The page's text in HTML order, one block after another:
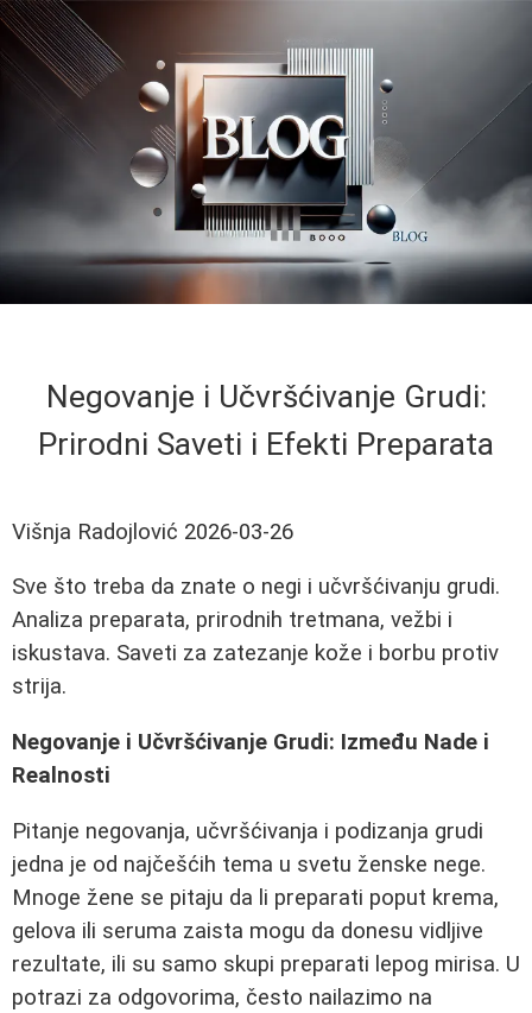
Negovanje i Učvršćivanje Grudi:
Prirodni Saveti i Efekti Preparata
Višnja Radojlović 2026-03-26
Sve što treba da znate o negi i učvršćivanju grudi.
Analiza preparata, prirodnih tretmana, vežbi i
iskustava. Saveti za zatezanje kože i borbu protiv
strija.
Negovanje i Učvršćivanje Grudi: Između Nade i
Realnosti
Pitanje negovanja, učvršćivanja i podizanja grudi
jedna je od najčešćih tema u svetu ženske nege.
Mnoge žene se pitaju da li preparati poput krema,
gelova ili seruma zaista mogu da donesu vidljive
rezultate, ili su samo skupi preparati lepog mirisa. U
potrazi za odgovorima, često nailazimo na